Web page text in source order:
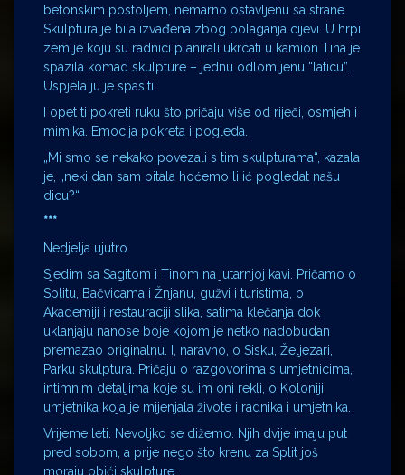
betonskim postoljem, nemarno ostavljenu sa strane.
Skulptura je bila izvađena zbog polaganja cijevi. U hrpi
zemlje koju su radnici planirali ukrcati u kamion Tina je
spazila komad skulpture – jednu odlomljenu “laticu”.
Uspjela ju je spasiti.
I opet ti pokreti ruku što pričaju više od riječi, osmjeh i
mimika. Emocija pokreta i pogleda.
„Mi smo se nekako povezali s tim skulpturama“, kazala
je, „neki dan sam pitala hoćemo li ić pogledat našu
dicu?“
***
Nedjelja ujutro.
Sjedim sa Sagitom i Tinom na jutarnjoj kavi. Pričamo o
Splitu, Bačvicama i Žnjanu, gužvi i turistima, o
Akademiji i restauraciji slika, satima klečanja dok
uklanjaju nanose boje kojom je netko nadobudan
premazao originalnu. I, naravno, o Sisku, Željezari,
Parku skulptura. Pričaju o razgovorima s umjetnicima,
intimnim detaljima koje su im oni rekli, o Koloniji
umjetnika koja je mijenjala živote i radnika i umjetnika.
Vrijeme leti. Nevoljko se dižemo. Njih dvije imaju put
pred sobom, a prije nego što krenu za Split još
moraju obići skulpture.